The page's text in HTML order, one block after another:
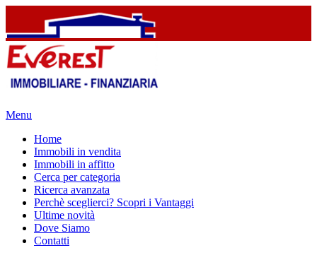
Menu
Home
Immobili in vendita
Immobili in affitto
Cerca per categoria
Ricerca avanzata
Perchè sceglierci? Scopri i Vantaggi
Ultime novità
Dove Siamo
Contatti